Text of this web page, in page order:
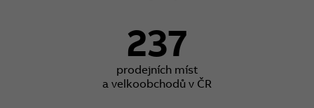
237
prodejních míst
a velkoobchodů v ČR